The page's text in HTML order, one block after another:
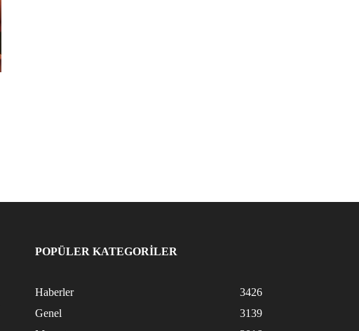
POPÜLER KATEGORİLER
Haberler
3426
Genel
3139